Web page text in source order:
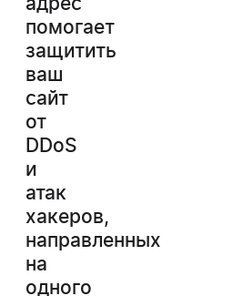
помогает
защитить
ваш
сайт
от
DDoS
и
атак
хакеров,
направленных
на
одного